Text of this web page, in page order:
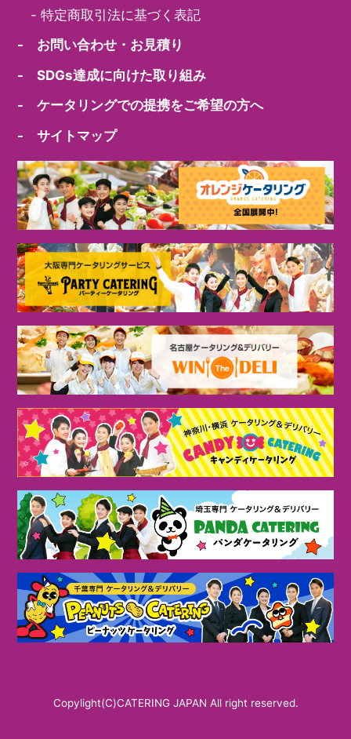
-特定商取引法に基づく表記
- お問い合わせ・お見積り
- SDGs達成に向けた取り組み
- ケータリングでの提携をご希望の方へ
- サイトマップ
Copylight(C)CATERING JAPAN All right reserved.